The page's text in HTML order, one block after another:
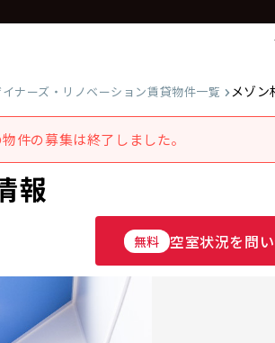
ナーズ・リノベーション賃貸物件一覧 メゾン
物件の募集は終了しました。
報
無料 空室状況を問